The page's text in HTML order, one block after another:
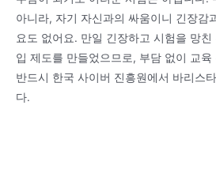
아니라, 자기 자신과의 싸움이니 긴장감
요도 없어요. 만일 긴장하고 시험을 망
입 제도를 만들었으므로, 부담 없이 교
반드시 한국 사이버 진흥원에서 바리스
다.